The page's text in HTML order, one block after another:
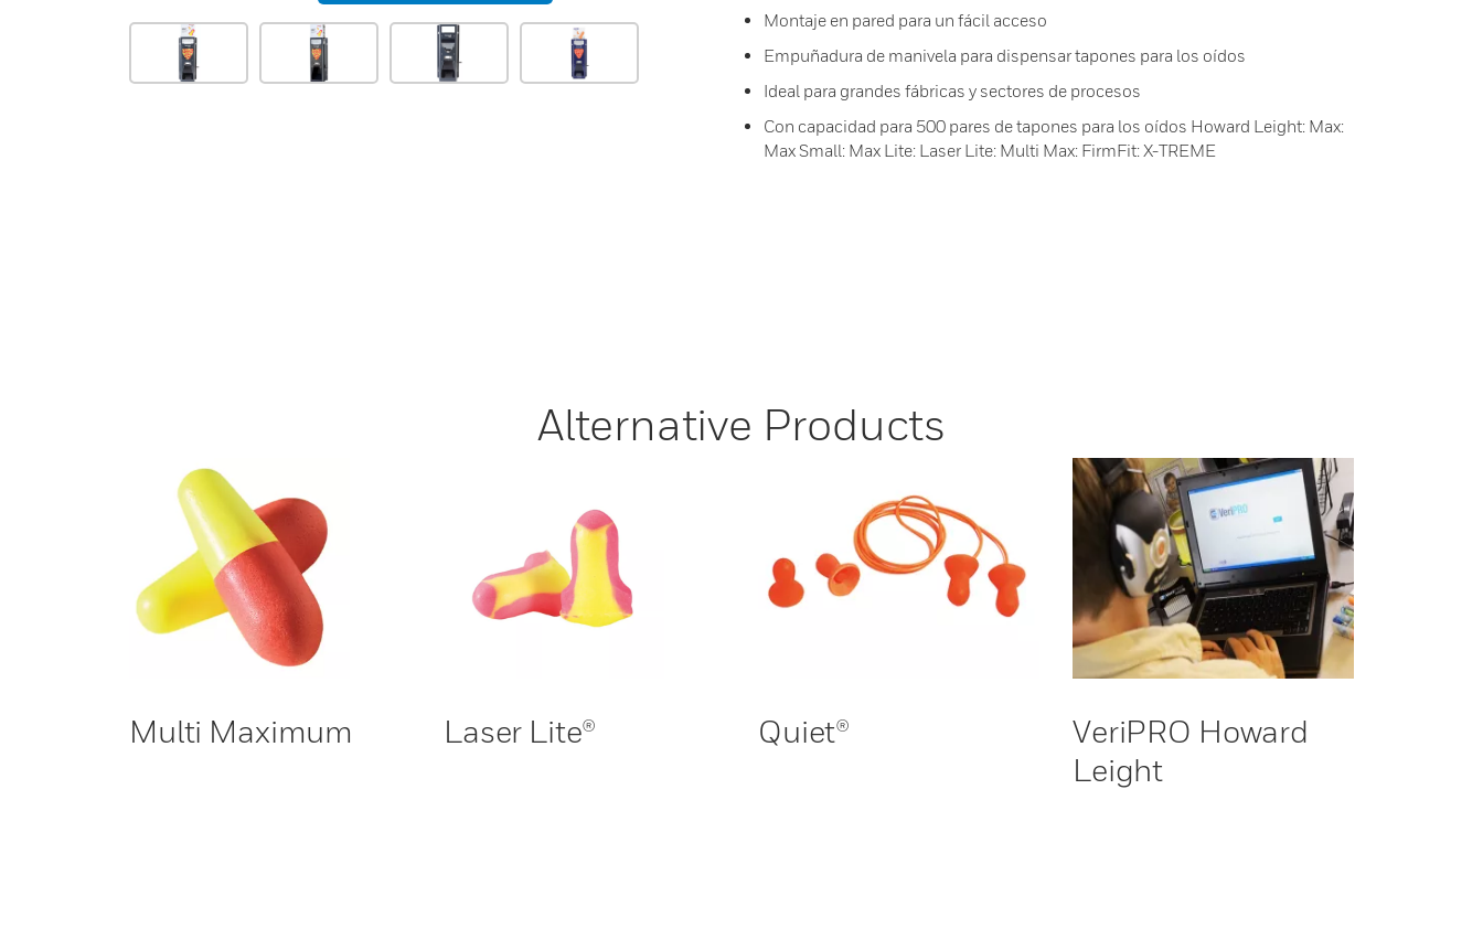
Montaje en pared para un fácil acceso
Empuñadura de manivela para dispensar tapones para los oídos
Ideal para grandes fábricas y sectores de procesos
Con capacidad para 500 pares de tapones para los oídos Howard Leight: Max:
Max Small: Max Lite: Laser Lite: Multi Max: FirmFit: X-TREME
Alternative Products
Multi Maximum Laser Lite® Quiet®
VeriPRO Howard
Leight